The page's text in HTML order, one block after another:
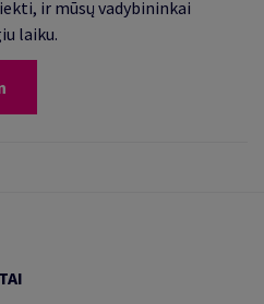
ir mūsų vadybininkai
laiku.